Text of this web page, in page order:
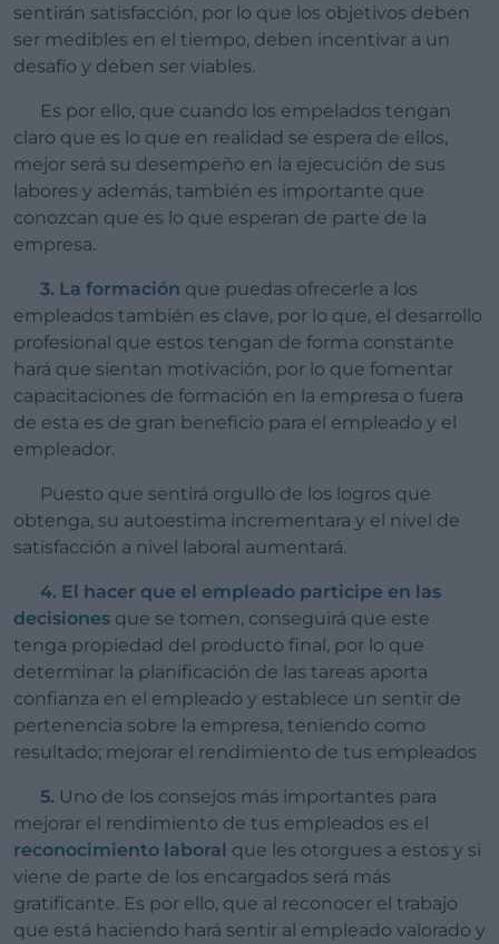
sentirán satisfacción, por lo que los objetivos deben
ser medibles en el tiempo, deben incentivar a un
desafío y deben ser viables.
Es por ello, que cuando los empelados tengan
claro que es lo que en realidad se espera de ellos,
mejor será su desempeño en la ejecución de sus
labores y además, también es importante que
conozcan que es lo que esperan de parte de la
empresa.
3. La formación que puedas ofrecerle a los
empleados también es clave, por lo que, el desarrollo
profesional que estos tengan de forma constante
hará que sientan motivación, por lo que fomentar
capacitaciones de formación en la empresa o fuera
de esta es de gran beneficio para el empleado y el
empleador.
Puesto que sentirá orgullo de los logros que
obtenga, su autoestima incrementara y el nivel de
satisfacción a nivel laboral aumentará.
4. El hacer que el empleado participe en las
decisiones que se tomen, conseguirá que este
tenga propiedad del producto final, por lo que
determinar la planificación de las tareas aporta
confianza en el empleado y establece un sentir de
pertenencia sobre la empresa, teniendo como
resultado; mejorar el rendimiento de tus empleados
5. Uno de los consejos más importantes para
mejorar el rendimiento de tus empleados es el
reconocimiento laboral que les otorgues a estos y si
viene de parte de los encargados será más
gratificante. Es por ello, que al reconocer el trabajo
que está haciendo hará sentir al empleado valorado y